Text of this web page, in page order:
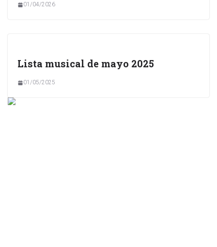
01/04/2026
Lista musical de mayo 2025
01/05/2025